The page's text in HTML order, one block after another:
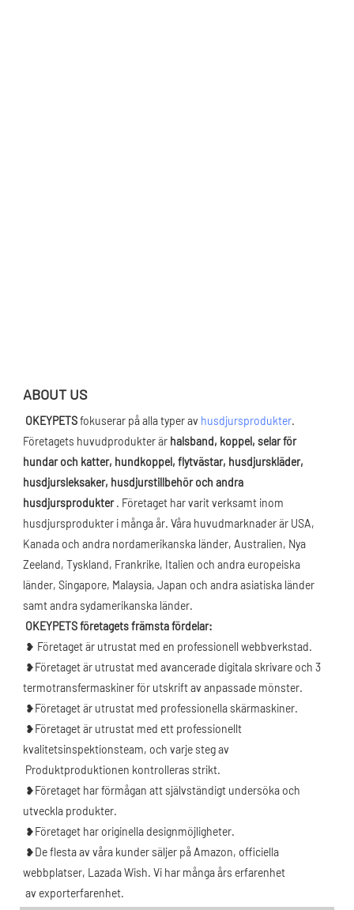
ABOUT US
OKEYPETS fokuserar på alla typer av husdjursprodukter.
Företagets huvudprodukter är halsband, koppel, selar för
hundar och katter, hundkoppel, flytvästar, husdjurskläder,
husdjursleksaker, husdjurstillbehör och andra
husdjursprodukter . Företaget har varit verksamt inom
husdjursprodukter i många år. Våra huvudmarknader är USA,
Kanada och andra nordamerikanska länder, Australien, Nya
Zeeland, Tyskland, Frankrike, Italien och andra europeiska
länder, Singapore, Malaysia, Japan och andra asiatiska länder
samt andra sydamerikanska länder.
OKEYPETS företagets främsta fördelar:
❥ Företaget är utrustat med en professionell webbverkstad.
❥Företaget är utrustat med avancerade digitala skrivare och 3
termotransfermaskiner för utskrift av anpassade mönster.
❥Företaget är utrustat med professionella skärmaskiner.
❥Företaget är utrustat med ett professionellt
kvalitetsinspektionsteam, och varje steg av
Produktproduktionen kontrolleras strikt.
❥Företaget har förmågan att självständigt undersöka och
utveckla produkter.
❥Företaget har originella designmöjligheter.
webbplatser, Lazada Wish. Vi har många års erfarenhet
av exporterfarenhet.